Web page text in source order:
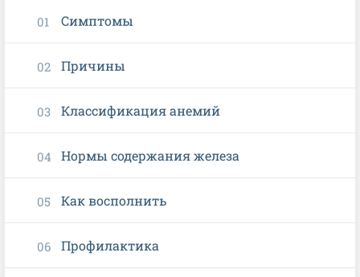
Симптомы
Причины
Классификация анемий
Нормы содержания железа
Как восполнить
Профилактика